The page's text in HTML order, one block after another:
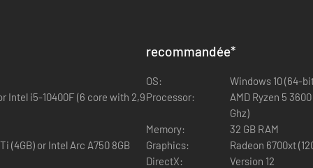
dans les parages. Vos capacités uniques vous donneront une
souterraine. Explorez le monde en utilisant la perception de
événements qui peuvent sembler évidents à première vue.
Intel i5-10400F (6 core with 2,9
(4GB) or Intel Arc A750 8GB
recommandée*
OS:
Windows 10 (64-
Processor:
AMD Ryzen 5
Ghz)
Memory:
32 GB RAM
Graphics:
Radeon 6700xt
DirectX:
Version 12